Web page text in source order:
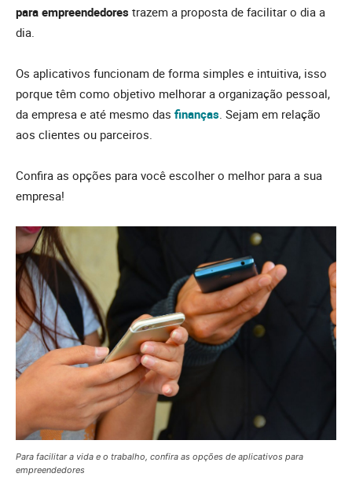
para empreendedores trazem a proposta de facilitar o dia a
dia.
Os aplicativos funcionam de forma simples e intuitiva, isso
porque têm como objetivo melhorar a organização pessoal,
da empresa e até mesmo das finanças . Sejam em relação
aos clientes ou parceiros.
Confira as opções para você escolher o melhor para a sua
empresa!
Para facilitar a vida e o trabalho, confira as opções de aplicativos para
empreendedores